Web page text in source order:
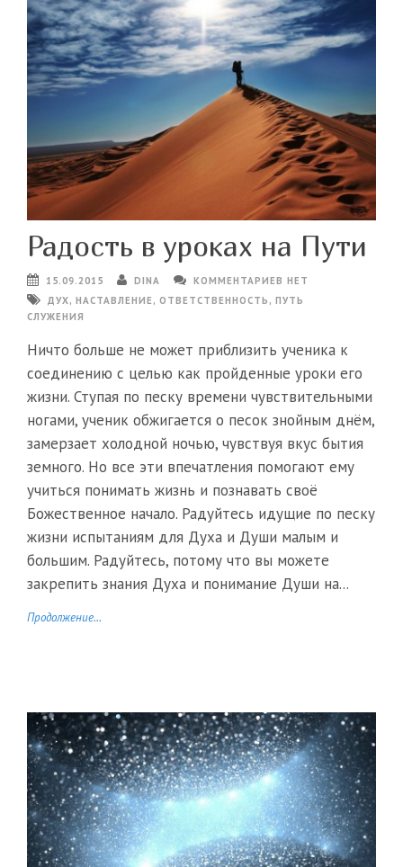
Радость в уроках на Пути
15.09.2015 DINA
КОММЕНТАРИЕВ НЕТ
ДУХ, НАСТАВЛЕНИЕ, ОТВЕТСТВЕННОСТЬ , ПУТЬ
СЛУЖЕНИЯ
Ничто больше не может приблизить ученика к
соединению с целью как пройденные уроки его
жизни. Ступая по песку времени чувствительными
ногами, ученик обжигается о песок знойным днём,
замерзает холодной ночью, чувствуя вкус бытия
земного. Но все эти впечатления помогают ему
учиться понимать жизнь и познавать своё
Божественное начало. Радуйтесь идущие по песку
жизни испытаниям для Духа и Души малым и
большим. Радуйтесь, потому что вы можете
закрепить знания Духа и понимание Души на...
Продолжение...